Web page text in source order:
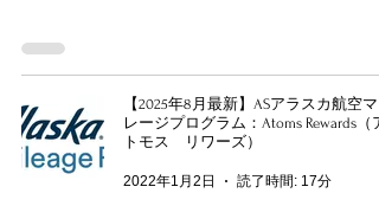
【2025年8月最新】ASアラスカ航空マ
レージプログラム：Atoms Rewards（ア
トモス リワーズ）
2022年1月2日 読了時間: 17分